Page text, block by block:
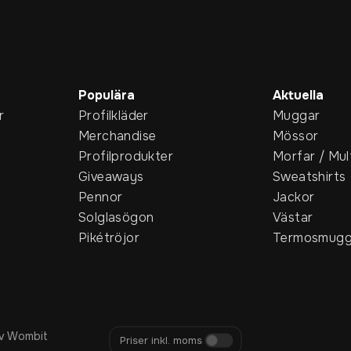
Populära
Profilkläder
Merchandise
Profilprodukter
Giveaways
Pennor
Solglasögon
Pikétröjor
Aktuella
Muggar
Mössor
Morfar /
Sweatshirts
Jackor
Västar
Wombit Priser inkl. moms